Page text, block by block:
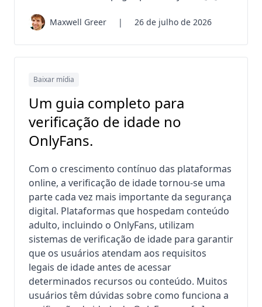
Maxwell Greer | 26 de julho de 2026
Baixar mídia
Um guia completo para
verificação de idade no
OnlyFans.
Com o crescimento contínuo das plataformas
online, a verificação de idade tornou-se uma
parte cada vez mais importante da segurança
digital. Plataformas que hospedam conteúdo
adulto, incluindo o OnlyFans, utilizam
sistemas de verificação de idade para garantir
que os usuários atendam aos requisitos
legais de idade antes de acessar
determinados recursos ou conteúdo. Muitos
usuários têm dúvidas sobre como funciona a